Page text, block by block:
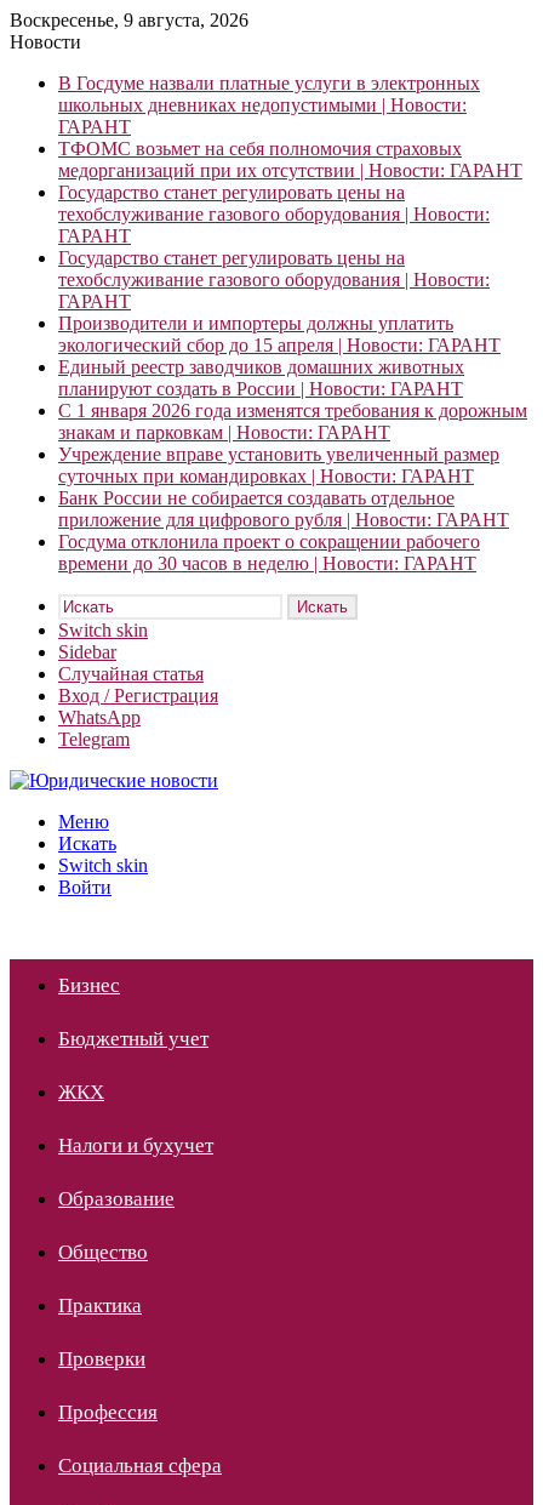
Воскресенье, 9 августа, 2026
Новости
В Госдуме назвали платные услуги в электронных
школьных дневниках недопустимыми | Новости:
ГАРАНТ
ТФОМС возьмет на себя полномочия страховых
медорганизаций при их отсутствии | Новости: ГАРАНТ
Государство станет регулировать цены на
техобслуживание газового оборудования | Новости:
ГАРАНТ
Государство станет регулировать цены на
техобслуживание газового оборудования | Новости:
ГАРАНТ
Производители и импортеры должны уплатить
экологический сбор до 15 апреля | Новости: ГАРАНТ
Единый реестр заводчиков домашних животных
планируют создать в России | Новости: ГАРАНТ
С 1 января 2026 года изменятся требования к дорожным
знакам и парковкам | Новости: ГАРАНТ
Учреждение вправе установить увеличенный размер
суточных при командировках | Новости: ГАРАНТ
Банк России не собирается создавать отдельное
приложение для цифрового рубля | Новости: ГАРАНТ
Госдума отклонила проект о сокращении рабочего
времени до 30 часов в неделю | Новости: ГАРАНТ
Искать
Switch skin
Sidebar
Случайная статья
Вход / Регистрация
WhatsApp
Telegram
Меню
Искать
Switch skin
Войти
Бизнес
Бюджетный учет
ЖКХ
Налоги и бухучет
Образование
Общество
Практика
Проверки
Профессия
Социальная сфера